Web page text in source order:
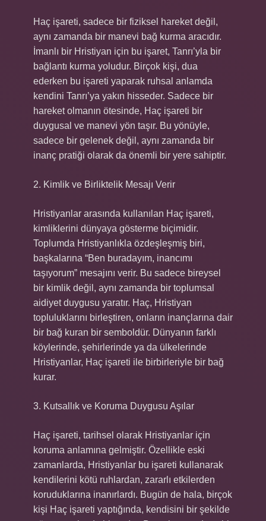
Haç işareti, sadece bir fiziksel hareket değil,
aynı zamanda bir manevi bağ kurma aracıdır.
İmanlı bir Hristiyan için bu işaret, Tanrı’yla bir
bağlantı kurma yoludur. Birçok kişi, dua
ederken bu işareti yaparak ruhsal anlamda
kendini Tanrı’ya yakın hisseder. Sadece bir
hareket olmanın ötesinde, Haç işareti bir
duygusal ve manevi yön taşır. Bu yönüyle,
sadece bir gelenek değil, aynı zamanda bir
inanç pratiği olarak da önemli bir yere sahiptir.
2. Kimlik ve Birliktelik Mesajı Verir
Hristiyanlar arasında kullanılan Haç işareti,
kimliklerini dünyaya gösterme biçimidir.
Toplumda Hristiyanlıkla özdeşleşmiş biri,
başkalarına “Ben buradayım, inancımı
taşıyorum” mesajını verir. Bu sadece bireysel
bir kimlik değil, aynı zamanda bir toplumsal
aidiyet duygusu yaratır. Haç, Hristiyan
topluluklarını birleştiren, onların inançlarına dair
bir bağ kuran bir semboldür. Dünyanın farklı
köylerinde, şehirlerinde ya da ülkelerinde
Hristiyanlar, Haç işareti ile birbirleriyle bir bağ
kurar.
3. Kutsallık ve Koruma Duygusu Aşılar
Haç işareti, tarihsel olarak Hristiyanlar için
koruma anlamına gelmiştir. Özellikle eski
zamanlarda, Hristiyanlar bu işareti kullanarak
kendilerini kötü ruhlardan, zararlı etkilerden
koruduklarına inanırlardı. Bugün de hala, birçok
kişi Haç işareti yaptığında, kendisini bir şekilde